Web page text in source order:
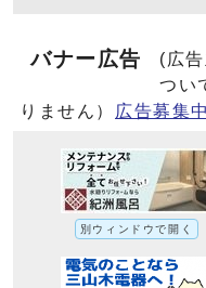
バナー広告
(広
つい
りません）
広告募集中
別ウィンドウで開く